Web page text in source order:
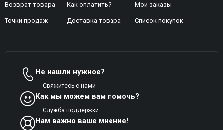
Возврат товара
Точки продаж
Как оплатить?
Доставка товара
Mои заказы
Список покупок
Не нашли нужное?
Свяжитесь с нами
Как мы можем вам помочь?
Служба поддержки
Нам важно ваше мнение!